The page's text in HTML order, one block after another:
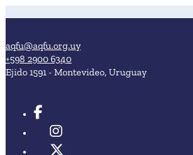
aqfu@aqfu.org.uy
+598 2900 6340
Ejido 1591 - Montevideo, Uruguay